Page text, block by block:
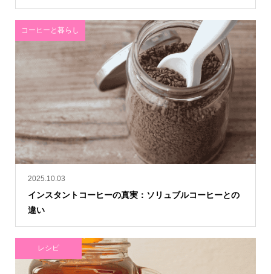
2025.10.03
インスタントコーヒーの真実：ソリュブルコーヒーとの
違い
コーヒーと暮らし
レシピ